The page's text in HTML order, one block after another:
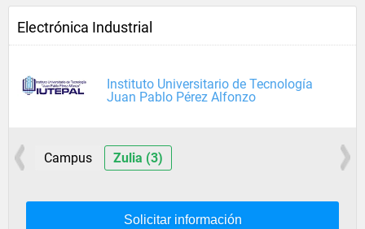
Electrónica Industrial
Instituto Universitario de Tecnología
Juan Pablo Pérez Alfonzo
Campus Zulia (3)
Solicitar información